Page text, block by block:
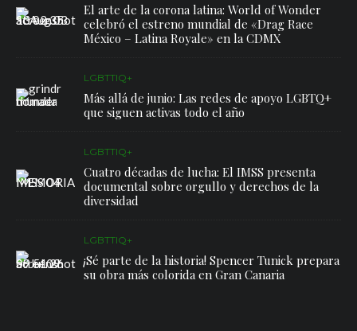
El arte de la corona latina: World of Wonder
celebró el estreno mundial de «Drag Race
México – Latina Royale» en la CDMX
LGBTTIQ+
Más allá de junio: Las redes de apoyo LGBTQ+
que siguen activas todo el año
LGBTTIQ+
Cuatro décadas de lucha: El IMSS presenta
documental sobre orgullo y derechos de la
diversidad
LGBTTIQ+
¡Sé parte de la historia! Spencer Tunick prepara
su obra más colorida en Gran Canaria